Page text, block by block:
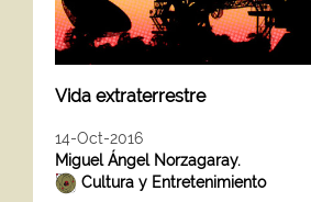
Vida extraterrestre
14-Oct-2016
Miguel Ángel Norzagaray.
Cultura y Entretenimiento